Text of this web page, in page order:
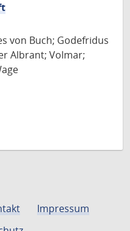
von Buch; Godefridus
Albrant; Volmar;
Impressum